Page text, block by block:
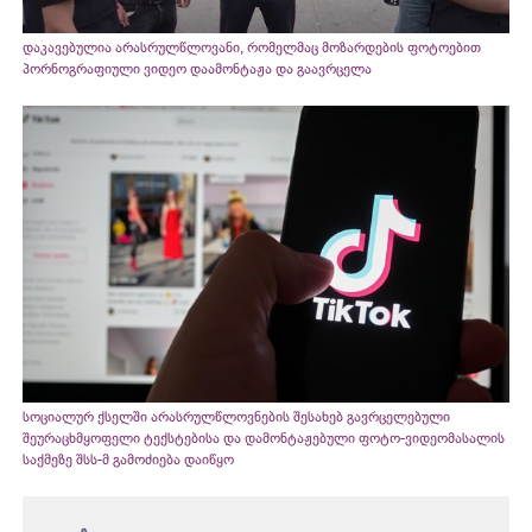
დაკავებულია არასრულწლოვანი, რომელმაც მოზარდების ფოტოებით
პორნოგრაფიული ვიდეო დაამონტაჟა და გაავრცელა
სოციალურ ქსელში არასრულწლოვნების შესახებ გავრცელებული
შეურაცხმყოფელი ტექსტებისა და დამონტაჟებული ფოტო-ვიდეომასალის
საქმეზე შსს-მ გამოძიება დაიწყო